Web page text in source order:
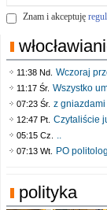
Znam i akceptuję
11:38 Nd. Wczoraj
11:17 Śr. Wszystko
07:23 Śr. z
12:47 Pt. Czytaliście
05:15 Cz. ..
07:13 Wt. PO
polityka